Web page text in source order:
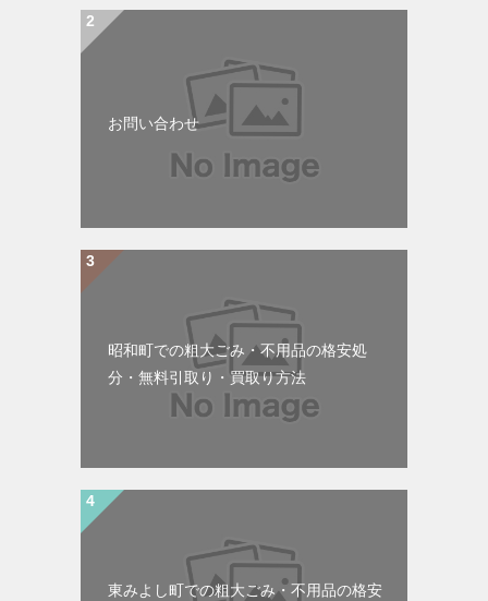
お問い合わせ
昭和町での粗大ごみ・不用品の格安処
分・無料引取り・買取り方法
東みよし町での粗大ごみ・不用品の格安